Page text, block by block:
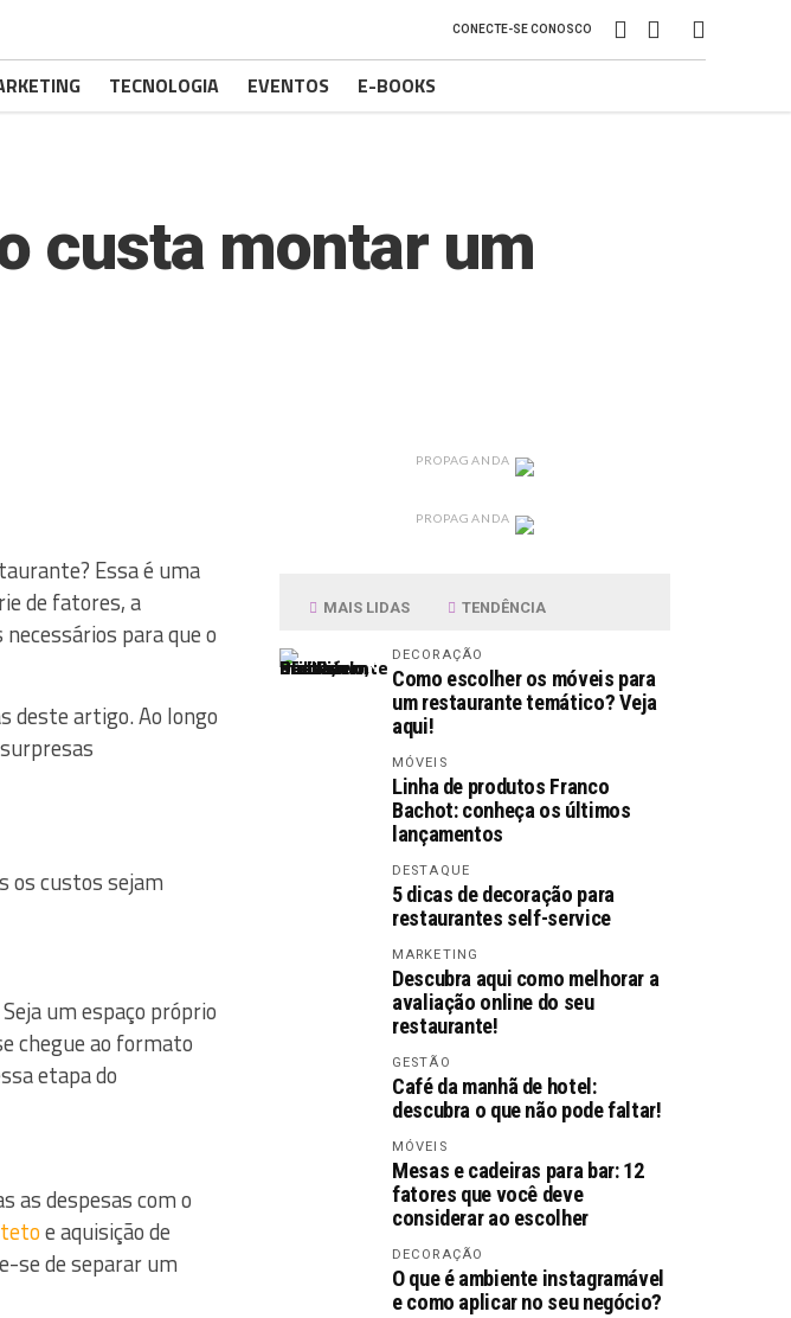
CONECTE-SE CONOSCO
TECNOLOGIA EVENTOS E-BOOKS
custa montar um
Essa é uma
de fatores, a
para que o
deste artigo. Ao longo
os custos sejam
um espaço próprio
chegue ao formato
etapa do
as despesas com o
e aquisição de
se de separar um
PROPAGANDA
PROPAGANDA
MAIS LIDAS TENDÊNCIA
DECORAÇÃO
Como escolher os móveis para
um restaurante temático? Veja
aqui!
MÓVEIS
Linha de produtos Franco
Bachot: conheça os últimos
lançamentos
DESTAQUE
5 dicas de decoração para
restaurantes self-service
MARKETING
Descubra aqui como melhorar a
avaliação online do seu
restaurante!
GESTÃO
Café da manhã de hotel:
descubra o que não pode faltar!
MÓVEIS
Mesas e cadeiras para bar: 12
fatores que você deve
considerar ao escolher
DECORAÇÃO
O que é ambiente instagramável
e como aplicar no seu negócio?